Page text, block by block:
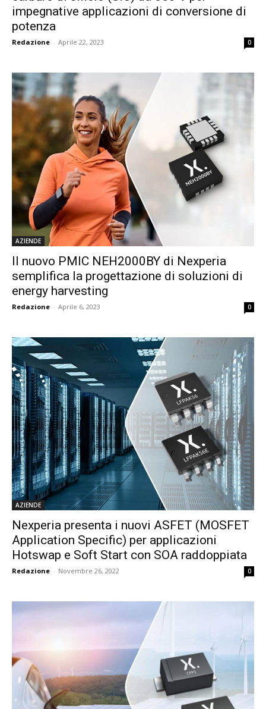
impegnative applicazioni di conversione di
potenza
Redazione - Aprile 22, 2023 0
AZIENDE
Il nuovo PMIC NEH2000BY di Nexperia
semplifica la progettazione di soluzioni di
energy harvesting
Redazione - Aprile 6, 2023 0
AZIENDE
Nexperia presenta i nuovi ASFET (MOSFET
Application Specific) per applicazioni
Hotswap e Soft Start con SOA raddoppiata
Redazione - Novembre 26, 2022 0